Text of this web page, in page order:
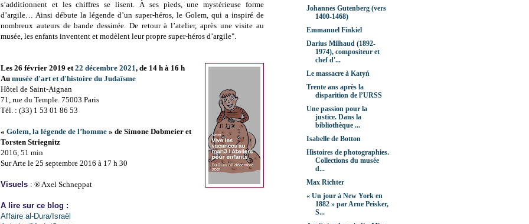
s’additionnent et les chiffres se lisent. À ses pieds, une mystérieuse forme
d’argile… Ainsi débute la légende d’un super-héros, le Golem, qui a inspiré de
nombreux auteurs de bande dessinée. De retour à l’atelier, après une visite au
musée, les enfants inventent et modèlent leur propre super-héros d’argile".
Les 26 février 2019 et22 décembre 2021, de 14 h à 16 h
Au musée d'art et d'histoire du Judaïsme
Hôtel de Saint-Aignan
71, rue du Temple. 75003 Paris
Tél. : (33) 1 53 01 86 53
« Golem, la légende de l’homme » de Simone Dobmeier et
Torsten Striegnitz
2016, 51 min
Sur Arte le 25 septembre 2016 à 17 h 30
Visuels : ® Axel Schneppat
A lire sur ce blog :
Affaire al-Dura/Israël
Johannes Gutenberg (vers
1400-1468)
Emmanuel Finkiel
Darius Milhaud (1892-
1974), compositeur et
chef d'...
Le massacre à Katyń
Trente ans après la
disparition de l’URSS
Une passion pour la
justice. Dans la
bibliothèque ...
Isabelle de Botton
Histoires de photographies.
Collections du musée
d...
Max Richter
« Un jour à New York en
1882 » par Arne Peisker,
S...